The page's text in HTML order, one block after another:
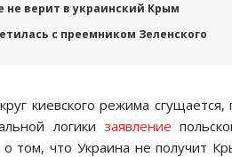
не верит в украинский Крым
с преемником Зеленского
киевского режима
логики заявление
том, что Украина не получит